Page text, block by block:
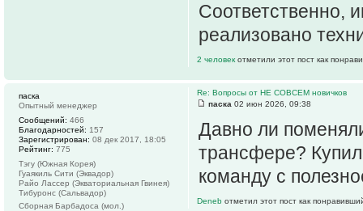
Соответственно,
реализовано
2 человек отметили этот пост как
Re: Вопросы от НЕ СОВСЕМ новичков
паска 02 июн 2026, 09:38
Давно ли
трансфере?
команду с
Deneb отметил этот пост как
паска
Опытный менеджер
Сообщений: 466
Благодарностей: 157
Зарегистрирован: 08 дек 2017, 18:05
Рейтинг: 775
Тэгу (Южная Корея)
Гуаякиль Сити (Эквадор)
Райо Лассер (Экваториальная Гвинея)
Тибуронс (Сальвадор)
Сборная Барбадоса (мол.)